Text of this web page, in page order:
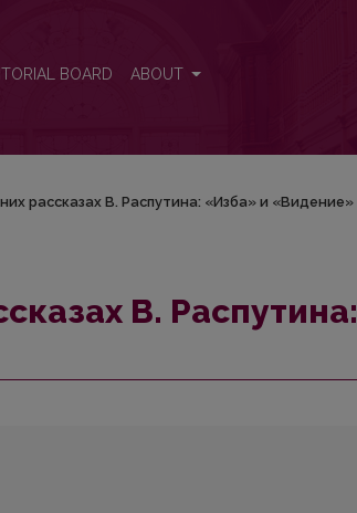
BOARD ABOUT
рассказах В. Распутина: «Изба» и «Видение»
В. Распутина: